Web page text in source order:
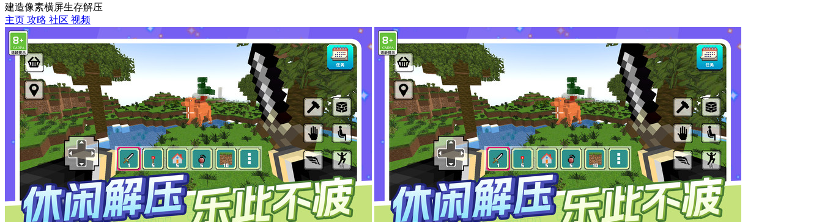
建造像素横屏生存解压
主页 攻略 社区 视频